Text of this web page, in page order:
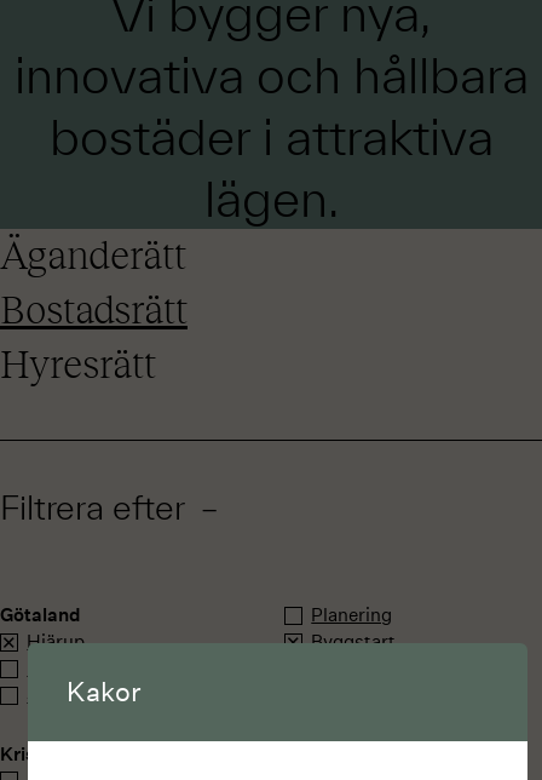
Vi bygger nya,
innovativa och hållbara
bostäder i attraktiva
lägen.
Äganderätt
Bostadsrätt
Hyresrätt
Filtrera efter
Götaland
Hjärup
Staffanstorp
Kristianstad
Planering
Byggstart
Kakor